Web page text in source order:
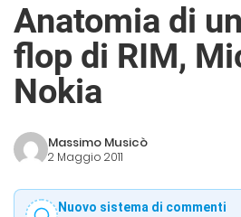
Anatomia di
flop di RIM,
Nokia
Massimo Musicò
2 Maggio 2011
Nuovo sistema di commenti